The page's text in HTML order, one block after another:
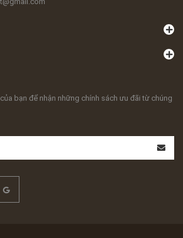
bạn để nhận những chính sách ưu đãi từ chúng